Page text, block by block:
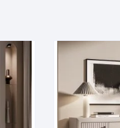
Darbai-galerija